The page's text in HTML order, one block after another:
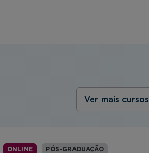
Ver mais cursos
ONLINE PÓS-GRADUAÇÃO